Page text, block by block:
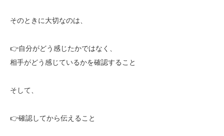
そのときに大切なのは、
👉自分がどう感じたかではなく、
相手がどう感じているかを確認すること
そして、
👉確認してから伝えること